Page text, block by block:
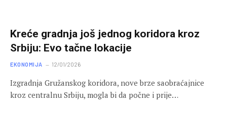
Kreće gradnja još jednog koridora kroz
Srbiju: Evo tačne lokacije
EKONOMIJA 12/01/2026
Izgradnja Gružanskog koridora, nove brze saobraćajnice
kroz centralnu Srbiju, mogla bi da počne i prije…